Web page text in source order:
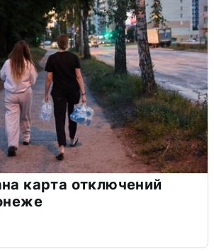
карта отключений